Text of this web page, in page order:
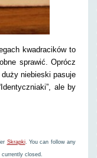
kwadracików to
sprawić. Oprócz
niebieski pasuje
ale by
Skrapki. You can follow any
closed.